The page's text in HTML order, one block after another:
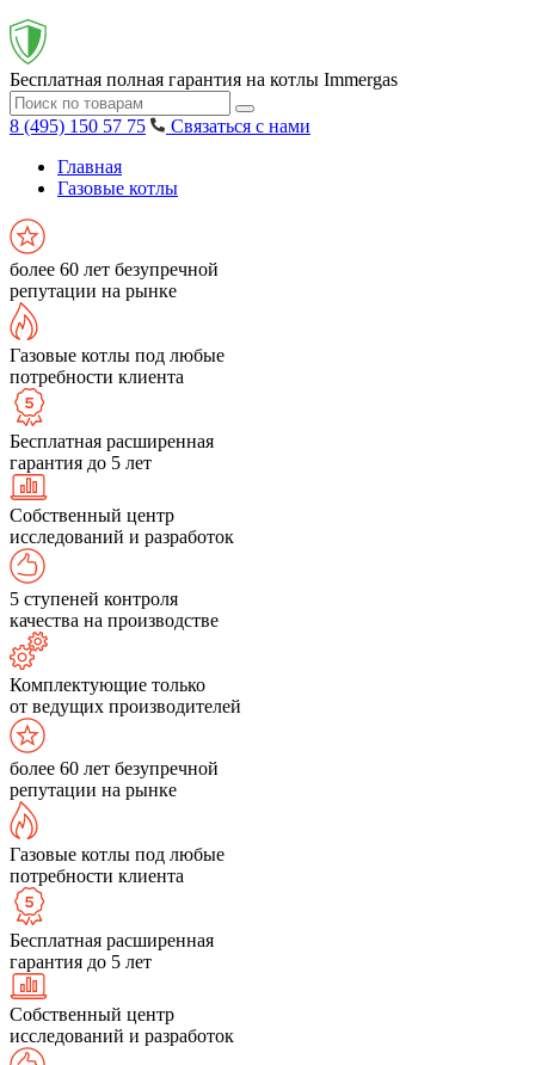
Бесплатная полная гарантия на котлы Immergas
8 (495) 150 57 75
Связаться с нами
Главная
Газовые котлы
более 60 лет безупречной
репутации на рынке
Газовые котлы под любые
потребности клиента
Бесплатная расширенная
гарантия до 5 лет
Собственный центр
исследований и разработок
5 ступеней контроля
качества на производстве
Комплектующие только
от ведущих производителей
более 60 лет безупречной
репутации на рынке
Газовые котлы под любые
потребности клиента
Бесплатная расширенная
гарантия до 5 лет
Собственный центр
исследований и разработок